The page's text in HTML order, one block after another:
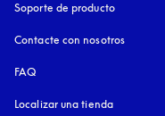
Soporte de producto
Contacte con nosotros
FAQ
Localizar una tienda